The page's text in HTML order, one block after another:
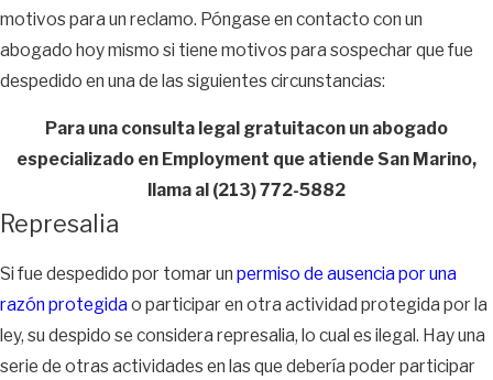
motivos para un reclamo. Póngase en contacto con un
abogado hoy mismo si tiene motivos para sospechar que fue
despedido en una de las siguientes circunstancias:
Para una consulta legal gratuitacon un abogado
especializado en Employment que atiende San Marino,
llama al (213) 772-5882
Represalia
Si fue despedido por tomar un permiso de ausencia por una
razón protegida o participar en otra actividad protegida por la
ley, su despido se considera represalia, lo cual es ilegal. Hay una
serie de otras actividades en las que debería poder participar